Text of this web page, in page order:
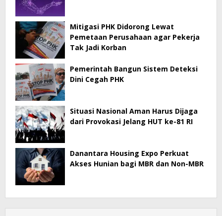
Mitigasi PHK Didorong Lewat
Pemetaan Perusahaan agar Pekerja
Tak Jadi Korban
Pemerintah Bangun Sistem Deteksi
Dini Cegah PHK
Situasi Nasional Aman Harus Dijaga
dari Provokasi Jelang HUT ke-81 RI
Danantara Housing Expo Perkuat
Akses Hunian bagi MBR dan Non-MBR